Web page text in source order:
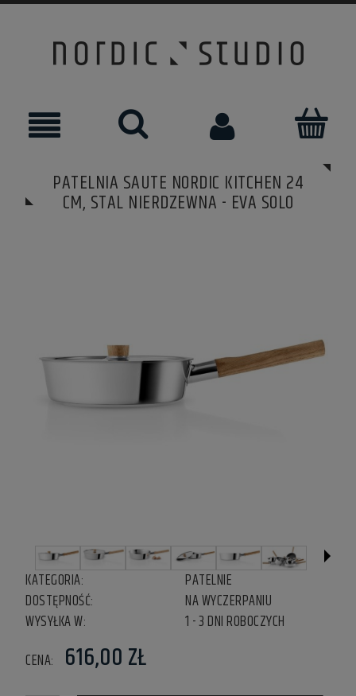
PATELNIA SAUTE NORDIC KITCHEN 24
CM, STAL NIERDZEWNA - EVA SOLO
KATEGORIA:
PATELNIE
DOSTĘPNOŚĆ:
NA WYCZERPANIU
WYSYŁKA W:
1 - 3 DNI ROBOCZYCH
CENA:
616,00 ZŁ